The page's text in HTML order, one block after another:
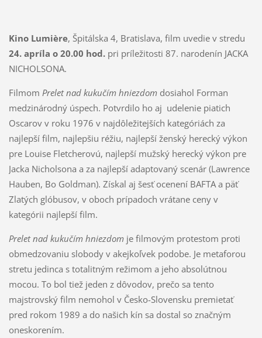
Kino Lumière, Špitálska 4, Bratislava, film uvedie v stredu
24. apríla o 20.00 hod.pri príležitosti 87. narodenín JACKA
NICHOLSONA.
Filmom Prelet nad kukučím hniezdomdosiahol Forman
medzinárodný úspech. Potvrdilo ho aj udelenie piatich
Oscarov v roku 1976 v najdôležitejších kategóriách za
najlepší film, najlepšiu réžiu, najlepší ženský herecký výkon
pre Louise Fletcherovú, najlepší mužský herecký výkon pre
Jacka Nicholsona a za najlepší adaptovaný scenár (Lawrence
Hauben, Bo Goldman). Získal aj šesť ocenení BAFTA a päť
Zlatých glóbusov, v oboch prípadoch vrátane ceny v
kategórii najlepší film.
Prelet nad kukučím hniezdomje filmovým protestom proti
obmedzovaniu slobody v akejkoľvek podobe. Je metaforou
stretu jedinca s totalitným režimom a jeho absolútnou
mocou. To bol tiež jeden z dôvodov, prečo sa tento
majstrovský film nemohol v Česko-Slovensku premietať
pred rokom 1989 a do našich kín sa dostal so značným
oneskorením.